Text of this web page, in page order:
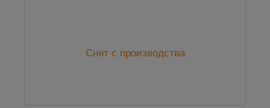
Снят с производства